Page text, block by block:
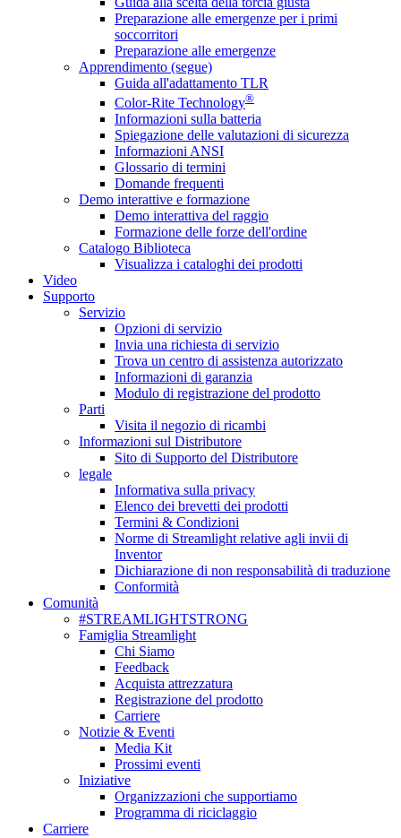
Preparazione alle emergenze per i primi
soccorritori
Preparazione alle emergenze
Apprendimento (segue)
Guida all'adattamento TLR
Color-Rite Technology®
Informazioni sulla batteria
Spiegazione delle valutazioni di sicurezza
Informazioni ANSI
Glossario di termini
Domande frequenti
Demo interattive e formazione
Demo interattiva del raggio
Formazione delle forze dell'ordine
Catalogo Biblioteca
Visualizza i cataloghi dei prodotti
Video
Supporto
Servizio
Opzioni di servizio
Invia una richiesta di servizio
Trova un centro di assistenza autorizzato
Informazioni di garanzia
Modulo di registrazione del prodotto
Parti
Visita il negozio di ricambi
Informazioni sul Distributore
Sito di Supporto del Distributore
legale
Informativa sulla privacy
Elenco dei brevetti dei prodotti
Termini & Condizioni
Norme di Streamlight relative agli invii di
Inventor
Dichiarazione di non responsabilità di traduzione
Conformità
Comunità
#STREAMLIGHTSTRONG
Famiglia Streamlight
Chi Siamo
Feedback
Acquista attrezzatura
Registrazione del prodotto
Carriere
Notizie & Eventi
Media Kit
Prossimi eventi
Iniziative
Organizzazioni che supportiamo
Programma di riciclaggio
Carriere